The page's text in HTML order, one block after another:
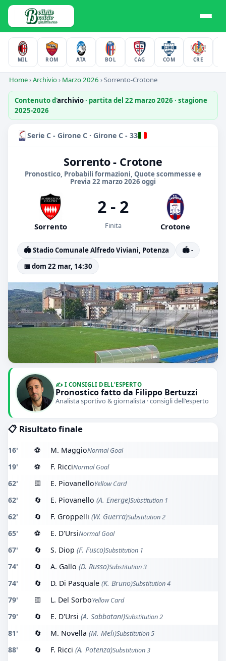
MIL ROM ATA BOL CAG COM CRE
Home›Archivio› Marzo 2026 ›Sorrento-Crotone
Contenuto d'archivio· partita del 22 marzo 2026 · stagione
2025-2026
Serie C - Girone C · Girone C - 33
Sorrento - Crotone
Pronostico, Probabili formazioni, Quote scommesse e
Previa 22 marzo 2026 oggi
Sorrento
2 - 2
Finita Crotone
🏟️ Stadio Comunale Alfredo Viviani, Potenza
🏟️ -
📅 dom 22 mar, 14:30
✍️ I CONSIGLI DELL'ESPERTO
Pronostico fatto da Filippo Bertuzzi
Analista sportivo & giornalista · consigli dell'esperto
📋 Risultato finale
16' ⚽ M. MaggioNormal Goal
19' ⚽ F. RicciNormal Goal
62' 🟨 E. PiovanelloYellow Card
62' 🔄 E. Piovanello (A. Energe)Substitution 1
62' 🔄 F. Groppelli (W. Guerra)Substitution 2
65' ⚽ E. D'UrsiNormal Goal
67' 🔄 S. Diop (F. Fusco)Substitution 1
74' 🔄 A. Gallo (D. Russo)Substitution 3
74' 🔄 D. Di Pasquale (K. Bruno)Substitution 4
79' 🟨 L. Del SorboYellow Card
79' 🔄 E. D'Ursi (A. Sabbatani)Substitution 2
81' 🔄 M. Novella (M. Meli)Substitution 5
88' 🔄 F. Ricci (A. Potenza)Substitution 3